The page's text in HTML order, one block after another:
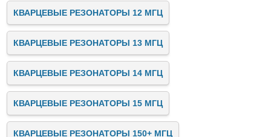
КВАРЦЕВЫЕ РЕЗОНАТОРЫ 12 МГЦ
КВАРЦЕВЫЕ РЕЗОНАТОРЫ 13 МГЦ
КВАРЦЕВЫЕ РЕЗОНАТОРЫ 14 МГЦ
КВАРЦЕВЫЕ РЕЗОНАТОРЫ 15 МГЦ
КВАРЦЕВЫЕ РЕЗОНАТОРЫ 150+ МГЦ